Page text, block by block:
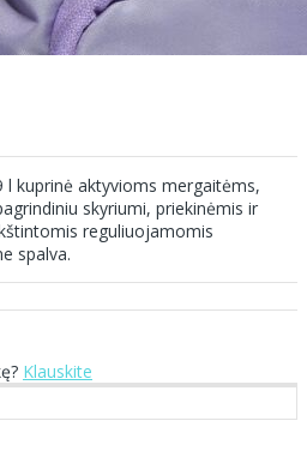
l kuprinė aktyvioms mergaitėms,
skyriumi, priekinėmis ir
reguliuojamomis
spalva.
Klauskite